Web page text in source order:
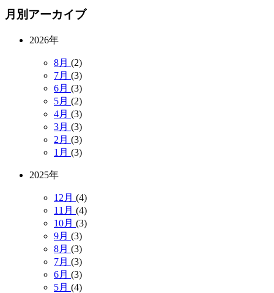
月別アーカイブ
2026年
8月 (2)
7月 (3)
6月 (3)
5月 (2)
4月 (3)
3月 (3)
2月 (3)
1月 (3)
2025年
12月 (4)
11月 (4)
10月 (3)
9月 (3)
8月 (3)
7月 (3)
6月 (3)
5月 (4)